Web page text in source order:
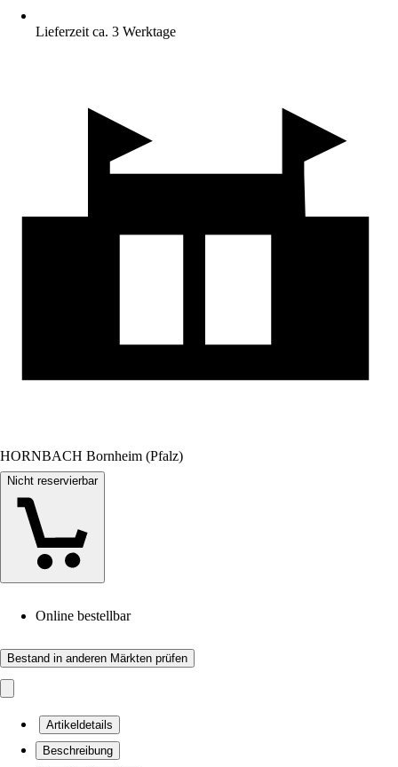
Lieferzeit ca. 3 Werktage
HORNBACH Bornheim (Pfalz)
Nicht reservierbar
Online bestellbar
Bestand in anderen Märkten prüfen
Artikeldetails
Beschreibung